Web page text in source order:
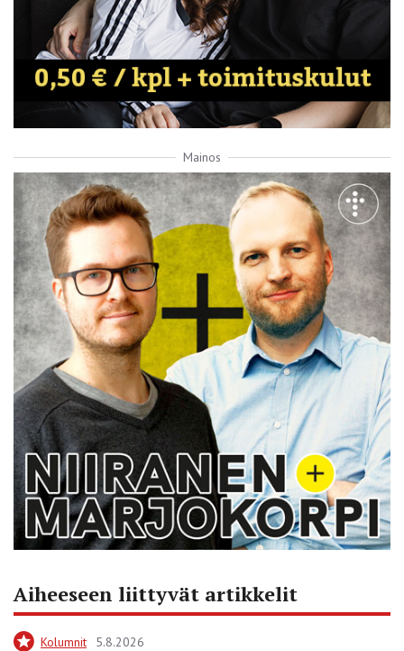
Mainos
Aiheeseen liittyvät artikkelit
Kolumnit 5.8.2026